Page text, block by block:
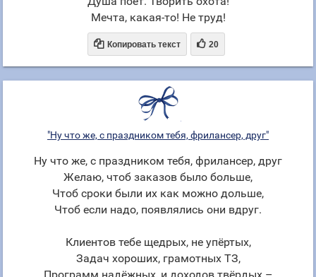
Мечта, какая-то! Не труд!
 Копировать текст  20
"Ну что же, с праздником тебя, фрилансер, друг"
Ну что же, с праздником тебя, фрилансер, друг
Желаю, чтоб заказов было больше,
Чтоб сроки были их как можно дольше,
Чтоб если надо, появлялись они вдруг.
Клиентов тебе щедрых, не упёртых,
Задач хороших, грамотных ТЗ,